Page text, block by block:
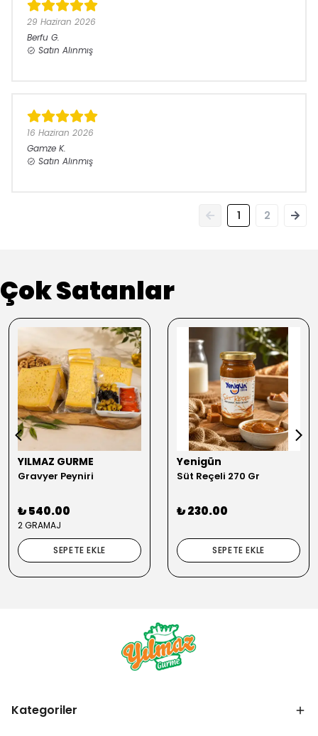
29 Haziran 2026
Berfu G.
Satın Alınmış
16 Haziran 2026
Gamze K.
Satın Alınmış
1 2
Çok Satanlar
YILMAZ GURME
Gravyer Peyniri
₺ 540.00
2 GRAMAJ
SEPETE EKLE
Yenigün
Süt Reçeli 270 Gr
₺ 230.00
SEPETE EKLE
Kategoriler